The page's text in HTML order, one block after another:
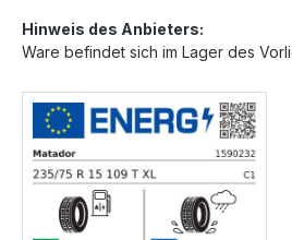
Hinweis des Anbieters:
Ware befindet sich im Lager des